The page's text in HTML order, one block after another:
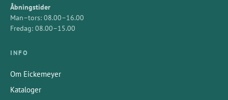
Åbningstider
Man–tors: 08.00–16.00
Fredag: 08.00–15.00
INFO
Om Eickemeyer
Kataloger